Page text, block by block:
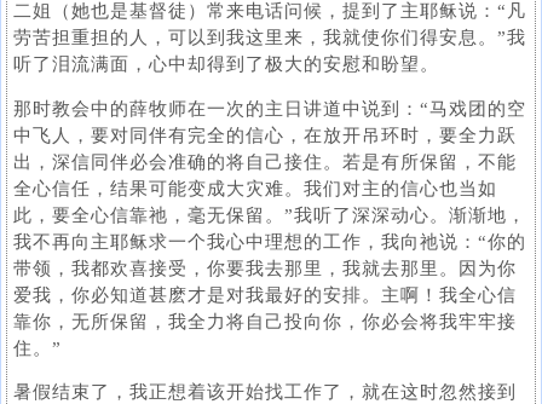
二姐（她也是基督徒）常来电话问候，提到了主耶稣说：“凡
劳苦担重担的人，可以到我这里来，我就使你们得安息。”我
听了泪流满面，心中却得到了极大的安慰和盼望。
那时教会中的薛牧师在一次的主日讲道中说到：“马戏团的空
中飞人，要对同伴有完全的信心，在放开吊环时，要全力跃
出，深信同伴必会准确的将自己接住。若是有所保留，不能
全心信任，结果可能变成大灾难。我们对主的信心也当如
此，要全心信靠祂，毫无保留。”我听了深深动心。渐渐地，
我不再向主耶稣求一个我心中理想的工作，我向祂说：“你的
带领，我都欢喜接受，你要我去那里，我就去那里。因为你
爱我，你必知道甚麽才是对我最好的安排。主啊！我全心信
靠你，无所保留，我全力将自己投向你，你必会将我牢牢接
住。”
暑假结束了，我正想着该开始找工作了，就在这时忽然接到